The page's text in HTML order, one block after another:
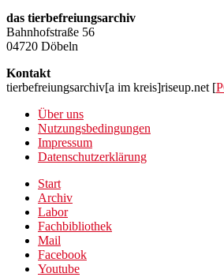
das tierbefreiungsarchiv
Bahnhofstraße 56
04720 Döbeln
Kontakt
tierbefreiungsarchiv[a im kreis]riseup.net [
Über uns
Nutzungsbedingungen
Impressum
Datenschutzerklärung
Start
Archiv
Labor
Fachbibliothek
Mail
Facebook
Youtube